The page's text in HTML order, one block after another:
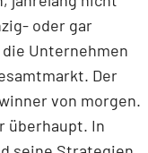
oder gar
Unternehmen
Der
von morgen.
überhaupt. In